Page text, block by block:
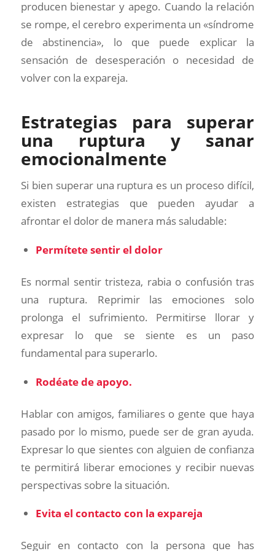
producen bienestar y apego. Cuando la relación
se rompe, el cerebro experimenta un «síndrome
de abstinencia», lo que puede explicar la
sensación de desesperación o necesidad de
volver con la expareja.
Estrategias para superar
una ruptura y sanar
emocionalmente
Si bien superar una ruptura es un proceso difícil,
existen estrategias que pueden ayudar a
afrontar el dolor de manera más saludable:
Permítete sentir el dolor
Es normal sentir tristeza, rabia o confusión tras
una ruptura. Reprimir las emociones solo
prolonga el sufrimiento. Permitirse llorar y
expresar lo que se siente es un paso
fundamental para superarlo.
Rodéate de apoyo.
Hablar con amigos, familiares o gente que haya
pasado por lo mismo, puede ser de gran ayuda.
Expresar lo que sientes con alguien de confianza
te permitirá liberar emociones y recibir nuevas
perspectivas sobre la situación.
Evita el contacto con la expareja
Seguir en contacto con la persona que has